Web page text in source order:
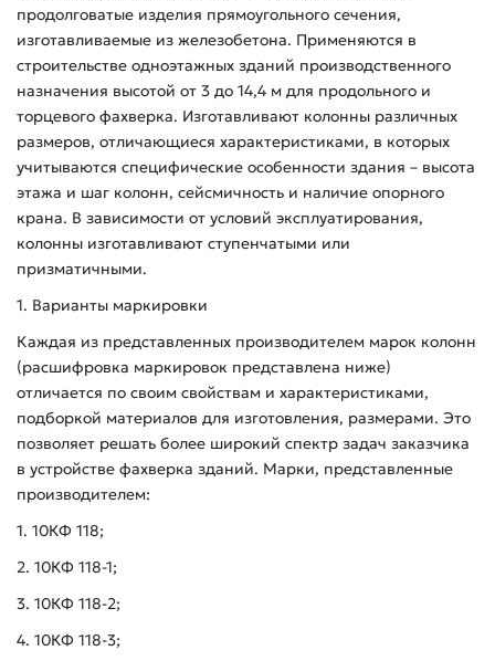
продолговатые изделия прямоугольного сечения,
изготавливаемые из железобетона. Применяются в
строительстве одноэтажных зданий производственного
назначения высотой от 3 до 14,4 м для продольного и
торцевого фахверка. Изготавливают колонны различных
размеров, отличающиеся характеристиками, в которых
учитываются специфические особенности здания – высота
этажа и шаг колонн, сейсмичность и наличие опорного
крана. В зависимости от условий эксплуатирования,
колонны изготавливают ступенчатыми или
призматичными.
1. Варианты маркировки
Каждая из представленных производителем марок колонн
(расшифровка маркировок представлена ниже)
отличается по своим свойствам и характеристиками,
подборкой материалов для изготовления, размерами. Это
позволяет решать более широкий спектр задач заказчика
в устройстве фахверка зданий. Марки, представленные
производителем:
1. 10КФ 118;
2. 10КФ 118-1;
3. 10КФ 118-2;
4. 10КФ 118-3;